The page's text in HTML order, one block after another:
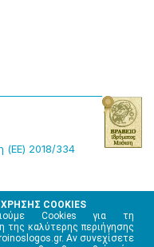
COOKIES
Cookies για τη
της καλύτερης περιήγησης
Αν συνεχίσετε
2018/334
Μ.Η.Τ. 220242